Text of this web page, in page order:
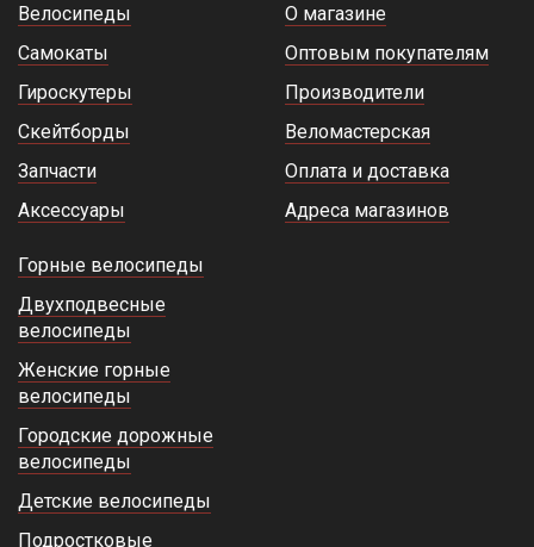
Велосипеды
Самокаты
Гироскутеры
Скейтборды
Запчасти
Аксессуары
О магазине
Оптовым покупателям
Производители
Веломастерская
Оплата и доставка
Адреса магазинов
Горные велосипеды
Двухподвесные
велосипеды
Женские горные
велосипеды
Городские дорожные
велосипеды
Детские велосипеды
Подростковые